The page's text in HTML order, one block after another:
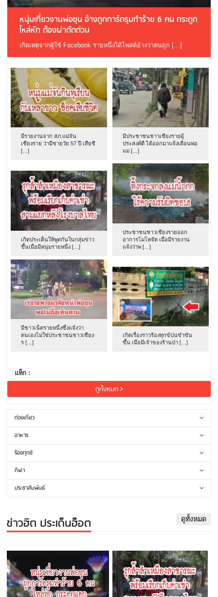
หนุ่มเที่ยวงานพ่อขุน อ้างถูกการ์ดรุมทำร้าย 6 คน กระดูก
ไหล่หัก ต้องผ่าตัดด่วน
เกิดเหตุจากผู้ใช้ Facebook รายหนึ่งได้โพสต์อ้างว่าตนถูก […]
มีรายงานจาก สภ.แม่จัน
เชียงราย ว่ามีชายวัย 57 ปี เสียชี
[…]
มีประชาชนชาวเชียงรายผู้
ประสงค์ดี ได้ออกมาแจ้งเตือนพ่อ
แม […]
เกิดประเด็นให้พูดกันในกลุ่มข่าว
ขึ้นเมื่อมีหนุ่มรายหนึ่ง […]
ประชาชนชาวเชียงรายออก
อาการโมโหจัด เมื่อมีรายงาน
แจ้งว่าพ […]
มีชาวเน็ตรายหนึ่งซึ่งแจ้งว่า
ตนเองไม่ใช่ประชาชนชาวเชียง
ร […]
เกิดเรื่องราวร้องทุกข์ปนขำขัน
ขึ้น เมื่อมีเจ้าของร้านป่า […]
แท็ก :
ดูทั้งหมด
ท่องเที่ยว
อาหาร
ร้องทุกข์
กีฬา
ประชาสัมพันธ์
ข่าวฮิต ประเด็นฮ็อต ดูทั้งหมด